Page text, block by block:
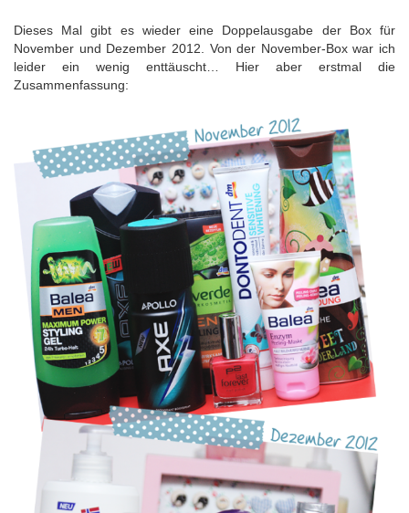
Dieses Mal gibt es wieder eine Doppelausgabe der Box für
November und Dezember 2012. Von der November-Box war ich
leider ein wenig enttäuscht… Hier aber erstmal die
Zusammenfassung: